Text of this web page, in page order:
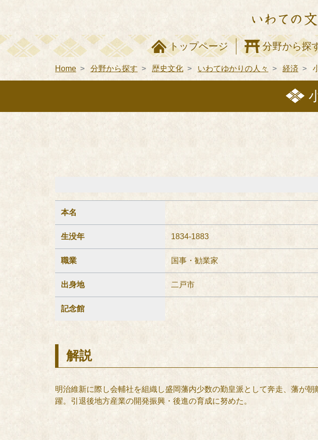
トップページ 分野から探
Home 分野から探す 歴史文化 いわてゆかりの人々 経済
本名
生没年 1834-1883
職業 国事・勧業家
出身地 二戸市
記念館
解説
明治維新に際し会輔社を組織し盛岡藩内少数の勤皇派として奔走、藩が
躍。引退後地方産業の開発振興・後進の育成に努めた。